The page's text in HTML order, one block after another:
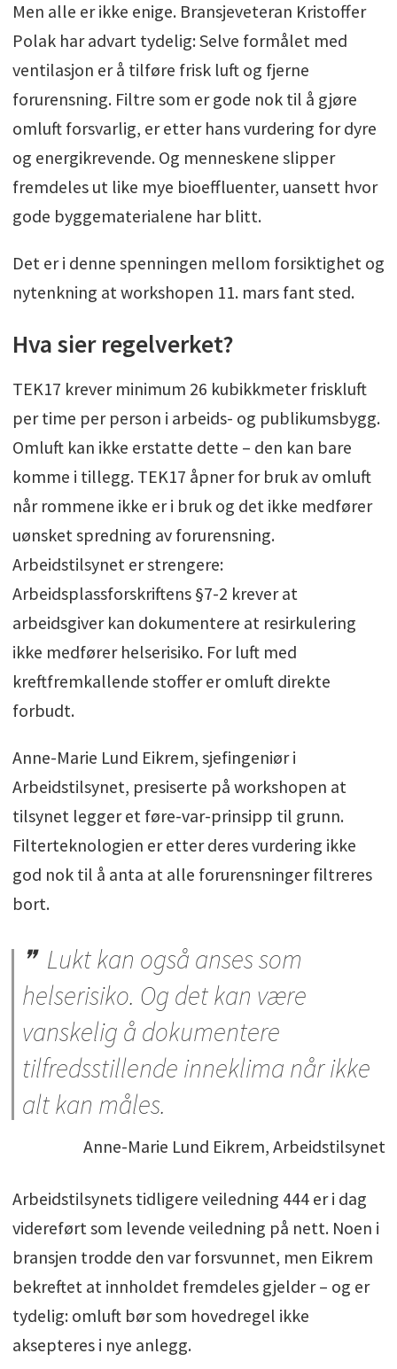
Men alle er ikke enige. Bransjeveteran Kristoffer
Polak har advart tydelig: Selve formålet med
ventilasjon er å tilføre frisk luft og fjerne
forurensning. Filtre som er gode nok til å gjøre
omluft forsvarlig, er etter hans vurdering for dyre
og energikrevende. Og menneskene slipper
fremdeles ut like mye bioeffluenter, uansett hvor
gode byggematerialene har blitt.
Det er i denne spenningen mellom forsiktighet og
nytenkning at workshopen 11. mars fant sted.
Hva sier regelverket?
TEK17 krever minimum 26 kubikkmeter friskluft
per time per person i arbeids- og publikumsbygg.
Omluft kan ikke erstatte dette – den kan bare
komme i tillegg. TEK17 åpner for bruk av omluft
når rommene ikke er i bruk og det ikke medfører
uønsket spredning av forurensning.
Arbeidstilsynet er strengere:
Arbeidsplassforskriftens §7-2 krever at
arbeidsgiver kan dokumentere at resirkulering
ikke medfører helserisiko. For luft med
kreftfremkallende stoffer er omluft direkte
forbudt.
Anne-Marie Lund Eikrem, sjefingeniør i
Arbeidstilsynet, presiserte på workshopen at
tilsynet legger et føre-var-prinsipp til grunn.
Filterteknologien er etter deres vurdering ikke
god nok til å anta at alle forurensninger filtreres
bort.
Lukt kan også anses som
helserisiko. Og det kan være
vanskelig å dokumentere
tilfredsstillende inneklima når ikke
alt kan måles.
Anne-Marie Lund Eikrem, Arbeidstilsynet
Arbeidstilsynets tidligere veiledning 444 er i dag
videreført som levende veiledning på nett. Noen i
bransjen trodde den var forsvunnet, men Eikrem
bekreftet at innholdet fremdeles gjelder – og er
tydelig: omluft bør som hovedregel ikke
aksepteres i nye anlegg.